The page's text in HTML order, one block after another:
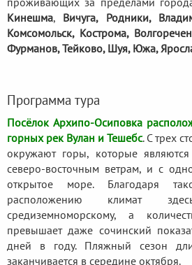
Кинешма, Вичуга, Родники,
Комсомольск, Кострома,
Фурманов, Тейково, Шуя, Южа,
Программа тура
Посёлок Архипо-Осиповка
горных рек Вулан и Тешебс. С трех
окружают горы, которые
северо-восточным ветрам, и с
открытое море. Благодаря
расположению климат
средиземноморскому, а
превышает даже сочинский
дней в году. Пляжный сезон
заканчивается в середине октября.